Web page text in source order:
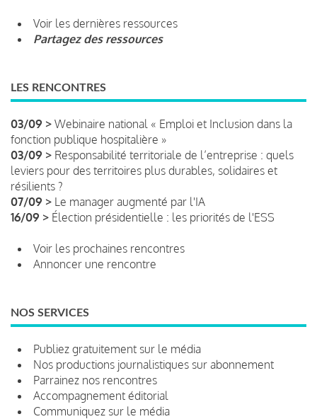
Voir les dernières ressources
Partagez des ressources
LES RENCONTRES
03/09 > Webinaire national « Emploi et Inclusion dans la
fonction publique hospitalière »
03/09 > Responsabilité territoriale de l’entreprise : quels
leviers pour des territoires plus durables, solidaires et
résilients ?
07/09 > Le manager augmenté par l'IA
16/09 > Élection présidentielle : les priorités de l'ESS
Voir les prochaines rencontres
Annoncer une rencontre
NOS SERVICES
Publiez gratuitement sur le média
Nos productions journalistiques sur abonnement
Parrainez nos rencontres
Accompagnement éditorial
Communiquez sur le média